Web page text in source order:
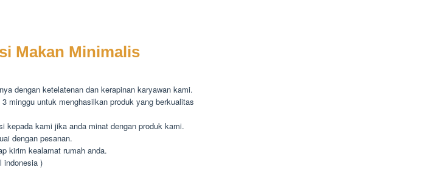
Makan Minimalis
dengan ketelatenan dan kerapinan karyawan kami.
minggu untuk menghasilkan produk yang berkualitas
kepada kami jika anda minat dengan produk kami.
dengan pesanan.
kirim kealamat rumah anda.
indonesia )